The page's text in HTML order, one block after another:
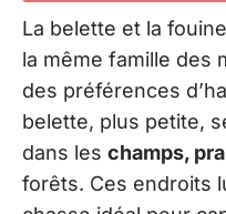
La belette et la
la même famille des
des préférences
belette, plus petite,
dans les champs,
forêts. Ces endroits